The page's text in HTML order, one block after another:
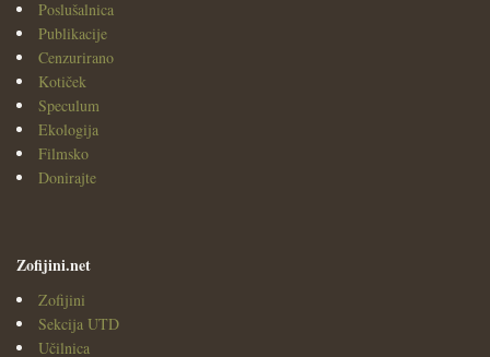
Poslušalnica
Publikacije
Cenzurirano
Kotiček
Speculum
Ekologija
Filmsko
Donirajte
Zofijini.net
Zofijini
Sekcija UTD
Učilnica